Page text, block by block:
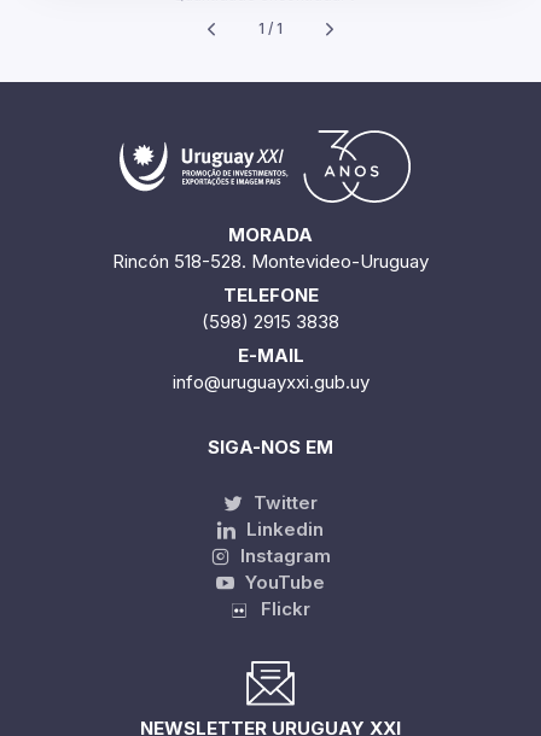
1 / 1
MORADA
Rincón 518-528. Montevideo-Uruguay
TELEFONE
(598) 2915 3838
E-MAIL
info@uruguayxxi.gub.uy
SIGA-NOS EM
Twitter
Linkedin
Instagram
YouTube
Flickr
NEWSLETTER URUGUAY XXI